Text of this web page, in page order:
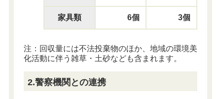
家具類 6個 3個
注：回収量には不法投棄物のほか、地域の環境美
化活動に伴う雑草・土砂なども含まれます。
2.警察機関との連携